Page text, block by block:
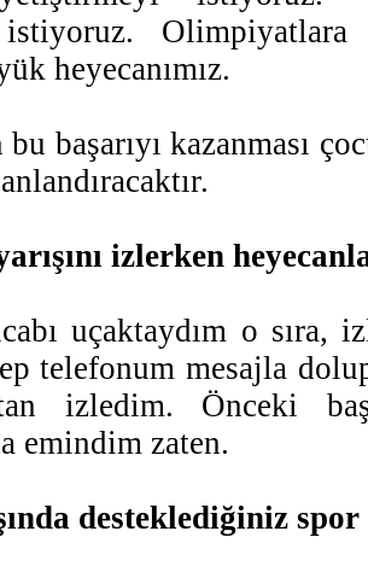
istiyoruz.
heyecanımız.
başarıyı kazanması
izlerken
uçaktaydım o sıra,
telefonum mesajla
izledim. Önceki
emindim zaten.
desteklediğiniz spor